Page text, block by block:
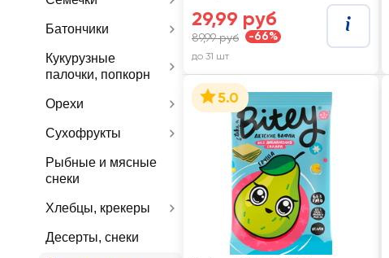
Батончики
Кукурузные
палочки, попкорн
Орехи
Сухофрукты
Рыбные и мясные
снеки
Хлебцы, крекеры
Десерты, снеки
29,99 руб
89,99 руб -66%
до 31 шт
5.0